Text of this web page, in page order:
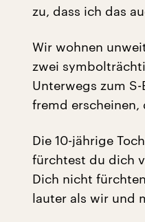
zu, dass ich das
Wir wohnen
zwei
Unterwegs zum
fremd erscheinen,
Die 10-jährige
fürchtest du dich
Dich nicht
lauter als wir und